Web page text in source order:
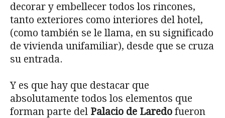
decorar y embellecer todos los rincones,
tanto exteriores como interiores del hotel,
(como también se le llama, en su significado
de vivienda unifamiliar), desde que se cruza
su entrada.
Y es que hay que destacar que
absolutamente todos los elementos que
forman parte del Palacio de Laredo fueron